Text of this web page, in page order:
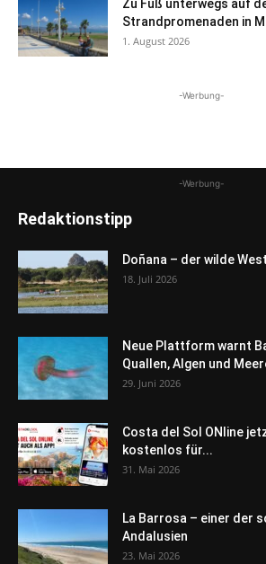
Zu Fuß unterwegs auf
Strandpromenaden in
1. August 2026
-Werbung-
-Werbung-
Redaktionstipp
Doñana – der wilde
18. Juli 2026
Neue Plattform warnt
Quallen, Algen und
29. Juni 2026
Costa del Sol ONline
kostenlos für...
31. Mai 2026
La Barrosa – einer der
Andalusien
23. Mai 2026